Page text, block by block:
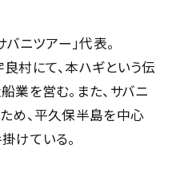
バニツアー」代表。
村にて、本ハギという伝
業を営む。また、サバニ
め、平久保半島を中心
けている。